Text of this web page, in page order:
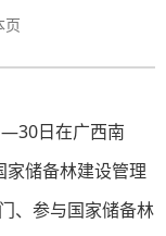
页
日在广西南
储备林建设管理
、参与国家储备林